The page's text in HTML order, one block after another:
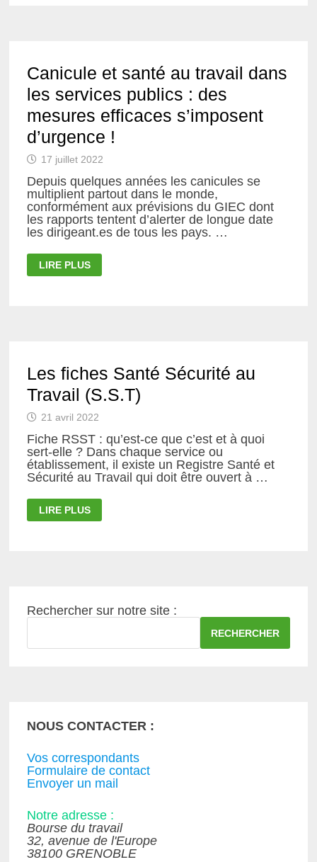
LES
CONDITIONS
D’ÉTUDES
ET
DE
TRAVAIL
Canicule et santé au travail dans
les services publics : des
mesures efficaces s’imposent
d’urgence !
17 juillet 2022
Depuis quelques années les canicules se
multiplient partout dans le monde,
conformément aux prévisions du GIEC dont
les rapports tentent d’alerter de longue date
les dirigeant.es de tous les pays. …
CANICULE
ET
EFFICACES
S’IMPOSENT
D’URGENCE !
LIRE PLUS
Les fiches Santé Sécurité au
Travail (S.S.T)
21 avril 2022
Fiche RSST : qu’est-ce que c’est et à quoi
sert-elle ? Dans chaque service ou
établissement, il existe un Registre Santé et
Sécurité au Travail qui doit être ouvert à …
LES
FICHES
LIRE PLUS
Rechercher sur notre site :
RECHERCHER
NOUS CONTACTER :
Vos correspondants
Formulaire de contact
Envoyer un mail
Notre adresse :
Bourse du travail
32, avenue de l'Europe
38100 GRENOBLE